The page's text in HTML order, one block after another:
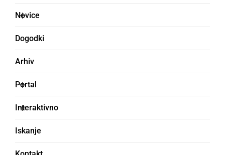
Novice
Dogodki
Arhiv
Portal
Interaktivno
Iskanje
ftalati
GOSPODARSTVO